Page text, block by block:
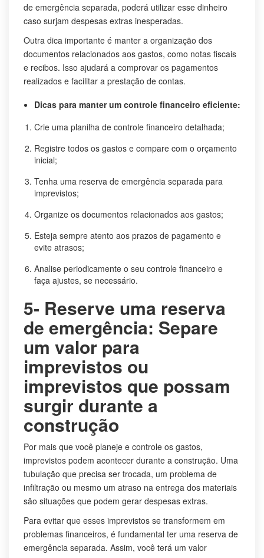
de emergência separada, poderá utilizar esse dinheiro
caso surjam despesas extras inesperadas.
Outra dica importante é manter a organização dos
documentos relacionados aos gastos, como notas fiscais
e recibos. Isso ajudará a comprovar os pagamentos
realizados e facilitar a prestação de contas.
Dicas para manter um controle financeiro eficiente:
Crie uma planilha de controle financeiro detalhada;
Registre todos os gastos e compare com o orçamento
inicial;
Tenha uma reserva de emergência separada para
imprevistos;
Organize os documentos relacionados aos gastos;
Esteja sempre atento aos prazos de pagamento e
evite atrasos;
Analise periodicamente o seu controle financeiro e
faça ajustes, se necessário.
5- Reserve uma reserva
de emergência: Separe
um valor para
imprevistos ou
imprevistos que possam
surgir durante a
construção
Por mais que você planeje e controle os gastos,
imprevistos podem acontecer durante a construção. Uma
tubulação que precisa ser trocada, um problema de
infiltração ou mesmo um atraso na entrega dos materiais
são situações que podem gerar despesas extras.
Para evitar que esses imprevistos se transformem em
problemas financeiros, é fundamental ter uma reserva de
emergência separada. Assim, você terá um valor